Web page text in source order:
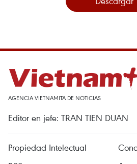
AGENCIA VIETNAMITA DE NOTICIAS
Editor en jefe: TRAN TIEN DUAN
Propiedad Intelectual